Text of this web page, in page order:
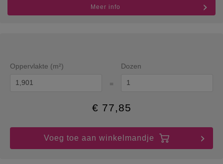
Meer info
Oppervlakte (m²)
=
Dozen
€ 77,85
Voeg toe aan winkelmandje